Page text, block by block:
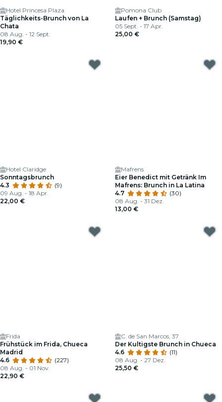
Hotel Princesa Plaza
Täglichkeits-Brunch von La
Chata
08 Aug. - 12 Sept.
19,90 €
Pomona Club
Laufen + Brunch (Samstag)
05 Sept. - 17 Apr.
25,00 €
Hotel Claridge
Sonntagsbrunch
4.3
(9)
09 Aug. - 18 Apr.
22,00 €
Mafrens
Eier Benedict mit Getränk Im
Mafrens: Brunch in La Latina
4.7
(30)
08 Aug. - 31 Dez.
13,00 €
Frida
Frühstück im Frida, Chueca
Madrid
4.6
(227)
08 Aug. - 01 Nov.
22,90 €
C. de San Marcos, 37
Der Kultigste Brunch in Chueca
4.6
(11)
08 Aug. - 27 Dez.
25,50 €